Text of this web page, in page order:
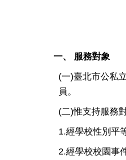
一、 服務對象
(一)臺北市公私
員。
(二)惟支持服務
1.經學校性別平
2.經學校校園事